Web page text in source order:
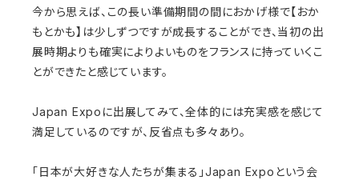
今から思えば、この長い準備期間の間におかげ様で【おか
もとかも】は少しずつですが成長することができ、当初の出
展時期よりも確実によりよいものをフランスに持っていくこ
とができたと感じています。
Japan Expoに出展してみて、全体的には充実感を感じて
満足しているのですが、反省点も多々あり。
「日本が大好きな人たちが集まる」Japan Expoという会